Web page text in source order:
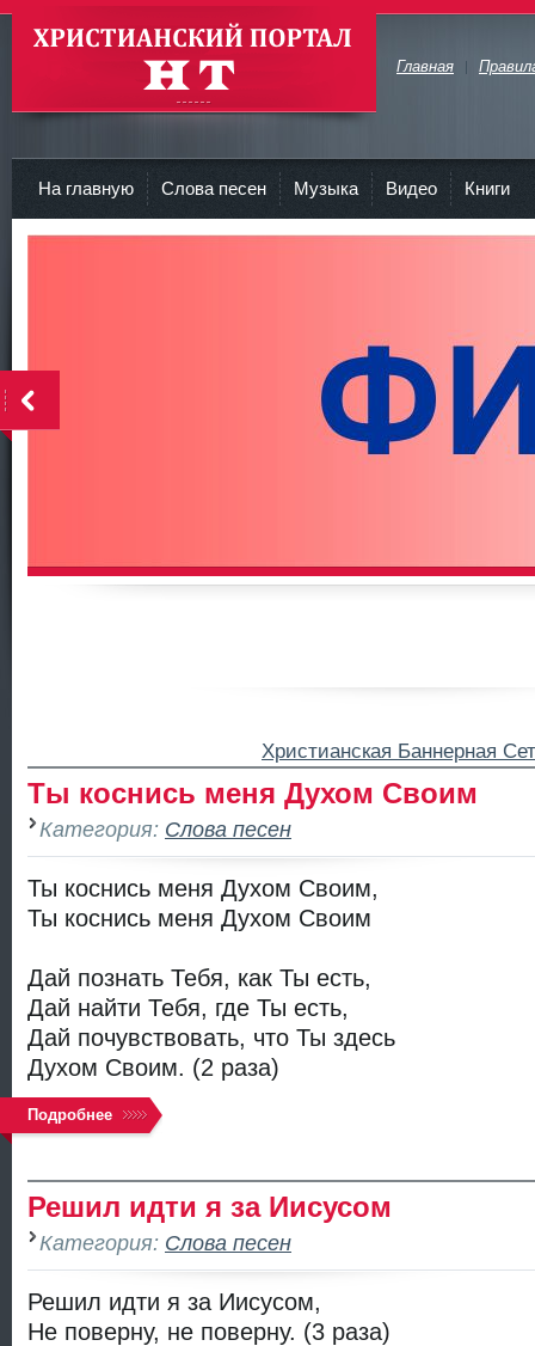
Христианские Портал HT
Главная
На главную Слова песен Музыка Видео Книги
Христианская Баннерная
Ты коснись меня Духом Своим
Категория: Слова песен
Ты коснись меня Духом Своим,
Ты коснись меня Духом Своим
Дай познать Тебя, как Ты есть,
Дай найти Тебя, где Ты есть,
Дай почувствовать, что Ты здесь
Духом Своим. (2 раза)
Подробнее
Решил идти я за Иисусом
Категория: Слова песен
Решил идти я за Иисусом,
Не поверну, не поверну. (3 раза)